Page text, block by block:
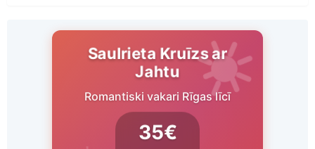
Saulrieta Kruīzs ar
Jahtu
Romantiski vakari Rīgas līcī
35€